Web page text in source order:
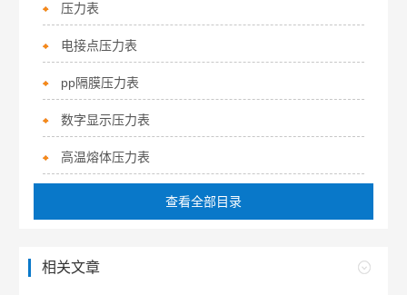
压力表
电接点压力表
pp隔膜压力表
数字显示压力表
高温熔体压力表
查看全部目录
相关文章